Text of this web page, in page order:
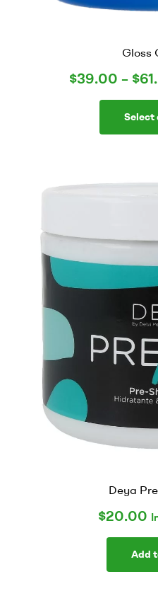
Gloss
$39.00 – $
Select
Deya
$20.00
Add